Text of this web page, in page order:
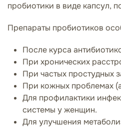
пробиотики в виде капсул,
Препараты пробиотиков
После курса
При хронических
При частых простудных
При кожных проблемах
Для профилактики
системы у женщин.
Для улучшения